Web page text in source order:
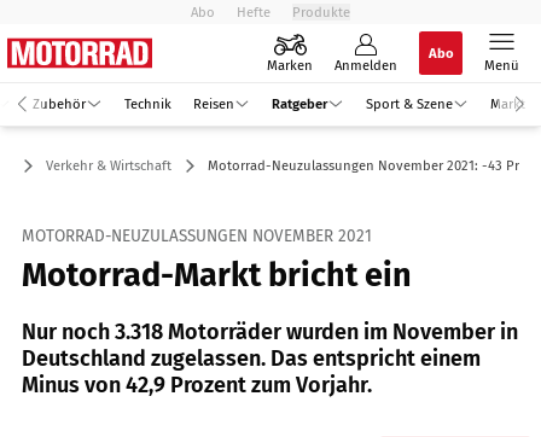
Abo Hefte Produkte
Marken Anmelden
Abo
Menü
Zubehör Technik Reisen Ratgeber Sport & Szene Markt
Verkehr & Wirtschaft Motorrad-Neuzulassungen November 2021: -43
MOTORRAD-NEUZULASSUNGEN NOVEMBER 2021
Motorrad-Markt bricht ein
Nur noch 3.318 Motorräder wurden im November in
Deutschland zugelassen. Das entspricht einem
Minus von 42,9 Prozent zum Vorjahr.